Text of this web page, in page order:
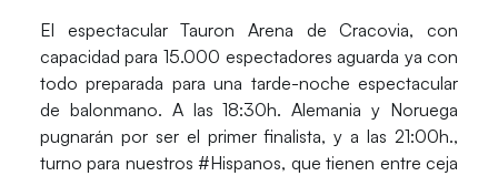
El espectacularTauron Arena de Cracovia, con
capacidad para 15.000 espectadores aguarda ya con
todo preparada para una tarde-noche espectacular
de balonmano. A las 18:30h.Alemaniay Noruega
pugnarán por ser el primer finalista, y a las 21:00h.,
turno para nuestros #Hispanos, que tienen entre ceja